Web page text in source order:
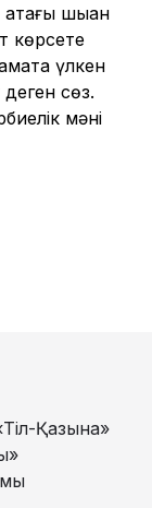
шыққан
көрсете
үлкен
деген сөз.
мәні
Қазына»